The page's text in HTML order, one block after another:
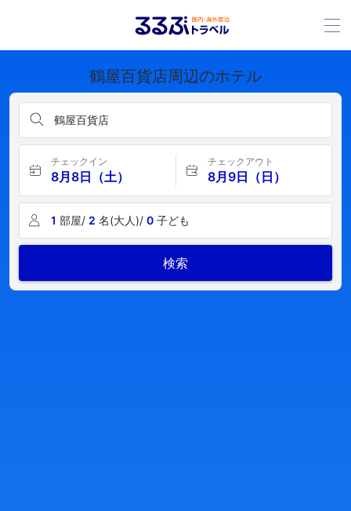
鶴屋百貨店周辺のホテル
鶴屋百貨店
チェックイン
8月8日（土）
チェックアウト
8月9日（日）
1 部屋/ 2 名(大人)/ 0 子ども
検索